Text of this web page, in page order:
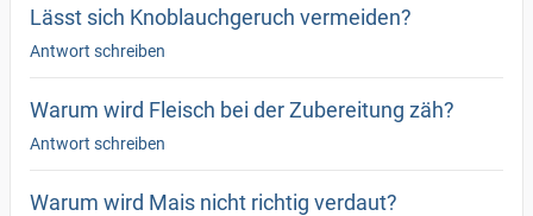
Lässt sich Knoblauchgeruch vermeiden?
Antwort schreiben
Warum wird Fleisch bei der Zubereitung zäh?
Antwort schreiben
Warum wird Mais nicht richtig verdaut?